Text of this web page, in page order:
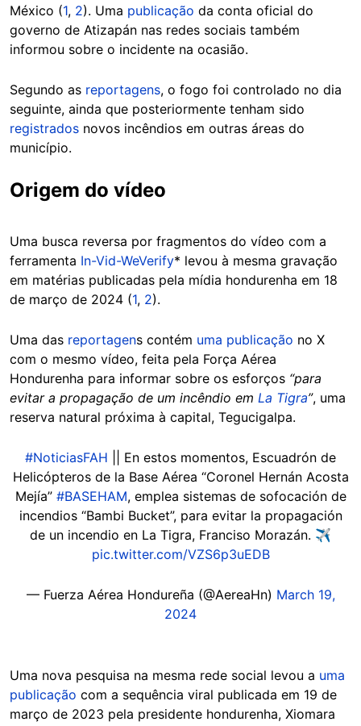
México (1, 2). Uma publicação da conta oficial do
governo de Atizapán nas redes sociais também
informou sobre o incidente na ocasião.
Segundo as reportagens, o fogo foi controlado no dia
seguinte, ainda que posteriormente tenham sido
registrados novos incêndios em outras áreas do
município.
Origem do vídeo
Uma busca reversa por fragmentos do vídeo com a
ferramenta In-Vid-WeVerify* levou à mesma gravação
em matérias publicadas pela mídia hondurenha em 18
de março de 2024 (1, 2).
Uma das reportagens contém uma publicação no X
com o mesmo vídeo, feita pela Força Aérea
Hondurenha para informar sobre os esforços “para
evitar a propagação de um incêndio em La Tigra”, uma
reserva natural próxima à capital, Tegucigalpa.
#NoticiasFAH || En estos momentos, Escuadrón de
Helicópteros de la Base Aérea “Coronel Hernán Acosta
Mejía” #BASEHAM, emplea sistemas de sofocación de
incendios “Bambi Bucket”, para evitar la propagación
de un incendio en La Tigra, Franciso Morazán. ✈️
pic.twitter.com/VZS6p3uEDB
— Fuerza Aérea Hondureña (@AereaHn) March 19,
2024
Uma nova pesquisa na mesma rede social levou a uma
publicação com a sequência viral publicada em 19 de
março de 2023 pela presidente hondurenha, Xiomara